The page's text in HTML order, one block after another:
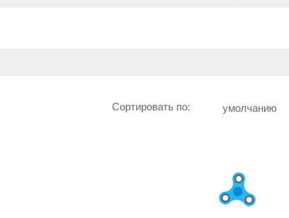
Сортировать по: умолчанию